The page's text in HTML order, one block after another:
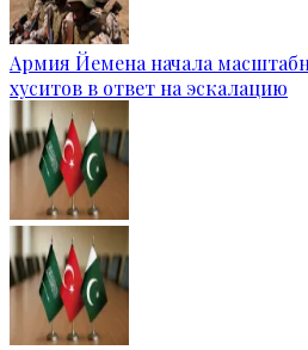
Армия Йемена начала
хуситов в ответ на эскалацию